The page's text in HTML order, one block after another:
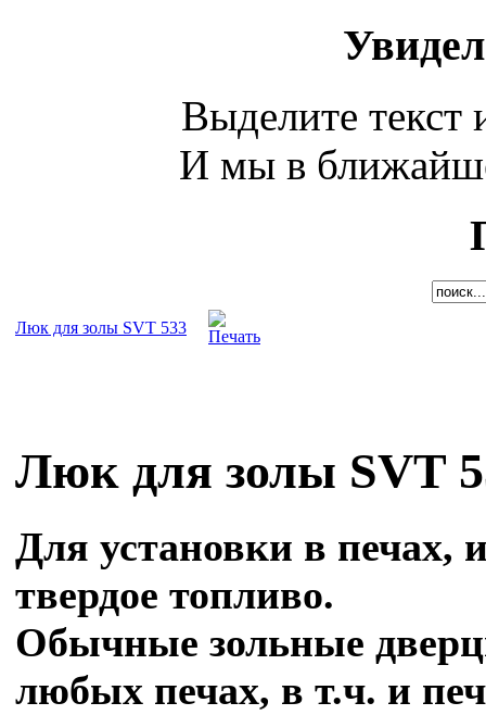
Выделите
И мы в
Люк для золы SVT 533
Люк для золы SVT
Для установки в печах,
твердое топливо.
Обычные зольные
любых печах, в т.ч. и